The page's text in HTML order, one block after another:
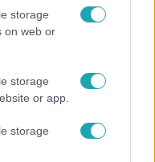
storage
on web or
storage
or app.
storage